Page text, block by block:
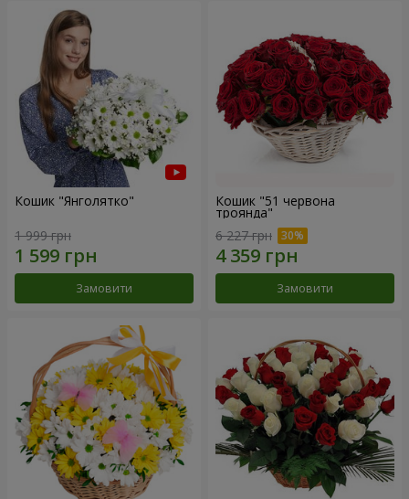
Кошик "Янголятко"
1 999 грн
Замовити
Кошик "51 червона
троянда"
6 227 грн
Замовити